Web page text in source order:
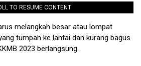
TO RESUME CONTENT
melangkah besar atau lompat
tumpah ke lantai dan kurang bagus
2023 berlangsung.